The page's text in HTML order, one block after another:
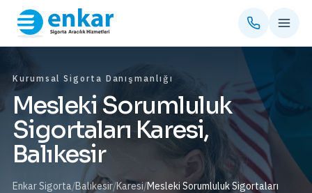
Kurumsal Sigorta Danışmanlığı
Mesleki Sorumluluk
Sigortaları Karesi,
Balıkesir
Enkar Sigorta/Balıkesir/Karesi/Mesleki Sorumluluk Sigortaları